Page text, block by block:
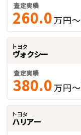
査定実績
260.0 万円～
トヨタ
ヴォクシー
査定実績
380.0 万円～
トヨタ
ハリアー